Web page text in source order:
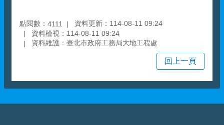
點閱數： 4111
資料更新：114-08-11 09:24
資料檢視：114-08-11 09:24
資料維護：臺北市政府工務局大地工程處
回上一頁